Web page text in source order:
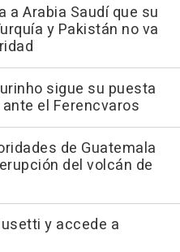
a Arabia Saudí que su
y Pakistán no va
sigue su puesta
el Ferencvaros
de Guatemala
del volcán de
y accede a